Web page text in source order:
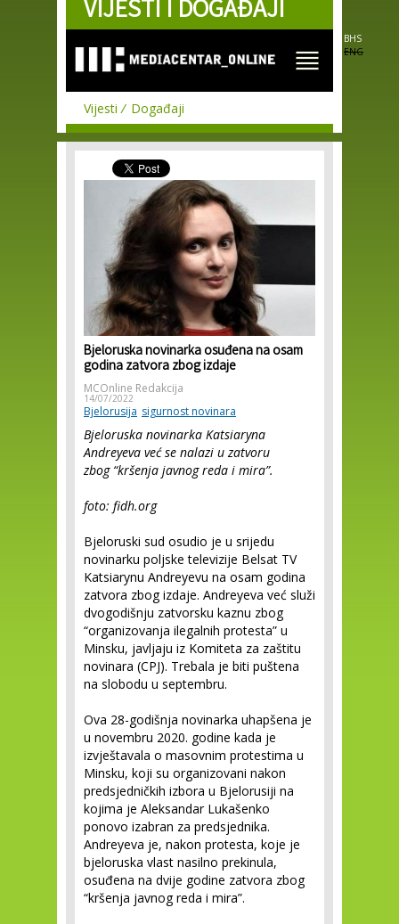
Skip to
main
VIJESTI I DOGAĐAJI
BHS
ENG
Vijesti Događaji
Bjeloruska novinarka osuđena na osam
godina zatvora zbog izdaje
MCOnline Redakcija
14/07/2022
Bjelorusija sigurnost novinara
Bjeloruska novinarka Katsiaryna
Andreyeva već se nalazi u zatvoru
zbog “kršenja javnog reda i mira”.
foto: fidh.org
Bjeloruski sud osudio je u srijedu
novinarku poljske televizije Belsat TV
Katsiarynu Andreyevu na osam godina
zatvora zbog izdaje. Andreyeva već služi
dvogodišnju zatvorsku kaznu zbog
“organizovanja ilegalnih protesta” u
Minsku, javljaju iz Komiteta za zaštitu
novinara (CPJ). Trebala je biti puštena
na slobodu u septembru.
Ova 28-godišnja novinarka uhapšena je
u novembru 2020. godine kada je
izvještavala o masovnim protestima u
Minsku, koji su organizovani nakon
predsjedničkih izbora u Bjelorusiji na
kojima je Aleksandar Lukašenko
ponovo izabran za predsjednika.
Andreyeva je, nakon protesta, koje je
bjeloruska vlast nasilno prekinula,
osuđena na dvije godine zatvora zbog
“kršenja javnog reda i mira”.